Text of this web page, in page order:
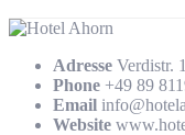
Adresse Verdistr.
Phone +49 89
Email
Website